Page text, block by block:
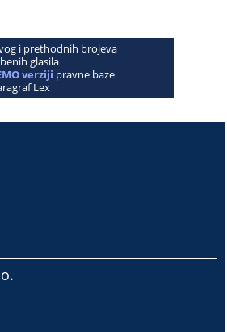
i prethodnih brojeva
glasila
verziji pravne baze
Lex